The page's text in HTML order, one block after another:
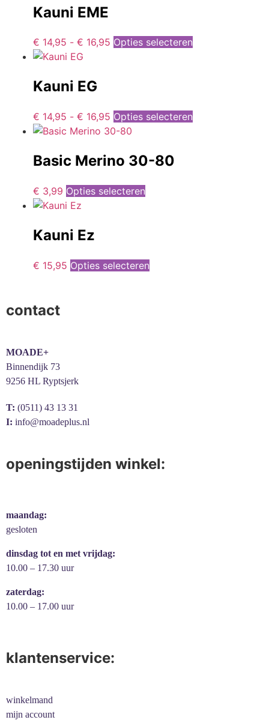
Kauni EME
€ 14,95 - € 16,95 Opties selecteren
Kauni EG
€ 14,95 - € 16,95 Opties selecteren
Basic Merino 30-80
€ 3,99 Opties selecteren
Kauni Ez
€ 15,95 Opties selecteren
contact
MOADE+
Binnendijk 73
9256 HL Ryptsjerk
T: (0511) 43 13 31
I: info@moadeplus.nl
openingstijden winkel:
maandag:
gesloten
dinsdag tot en met vrijdag:
10.00 – 17.30 uur
zaterdag:
10.00 – 17.00 uur
klantenservice:
winkelmand
mijn account